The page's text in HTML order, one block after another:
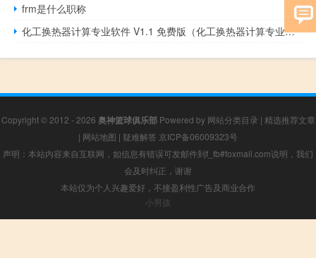
frm是什么职称
化工换热器计算专业软件 V1.1 免费版（化工换热器计算专业软件 V1.1 免费版功能简介）
Copyright © 2012 - 2026 奥神篮球俱乐部Powered by 网站分类目录 | 精选推荐文章
| 网站地图 | 疑难解答 京ICP备06009323号
声明：本站内容来自互联网，如信息有错误可发邮件到f_fb#foxmail.com说明，我们
会及时纠正，谢谢
本站仅为个人兴趣爱好，不接盈利性广告及商业合作
小男孩